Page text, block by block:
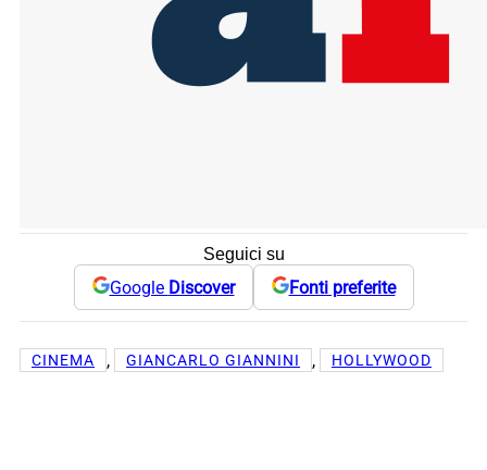
Seguici su
Google Discover Fonti preferite
CINEMA , GIANCARLO GIANNINI , HOLLYWOOD